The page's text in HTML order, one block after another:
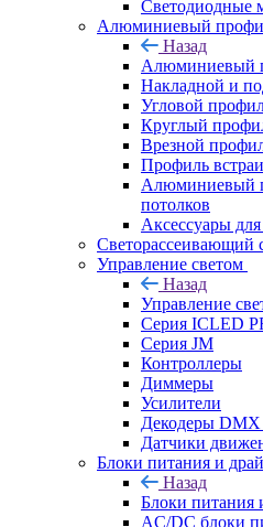
Светодиодные
Алюминиевый
Назад
Алюминиевый
Накладной и
Угловой
Круглый
Врезной
Профиль
Алюминиевый
потолков
Аксессуары
Светорассеивающий
Управление светом
Назад
Управление
Серия ICLED
Серия JM
Контроллеры
Диммеры
Усилители
Декодеры DMX
Датчики
Блоки питания и
Назад
Блоки питания
AC/DC блоки